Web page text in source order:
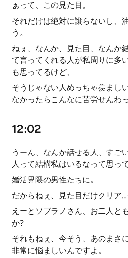
ぁって、この見た目。
それだけは絶対に譲らないし、
う。
ねぇ、なんか、見た目、なんか
て言ってくれる人が私周りに多
も思ってるけど、
そうじゃない人めっちゃ羨まし
なかったらこんなに苦労せんわ
12:02
うーん、なんか話せる人、すご
人って結構私はいるなって思っ
婚活界隈の男性たちに。
だからねぇ、見た目だけクリア
えーとソプラノさん、お二人と
か?
それもねぇ、今そう、あのまさ
非常に悩ましいんですよ。